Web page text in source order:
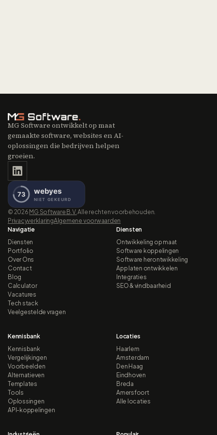
MG Software ontwikkelt op maat
gemaakte software, websites en AI-
oplossingen die bedrijven helpen
groeien.
© 2026 MG Software B.V. Alle rechten voorbehouden.
PrivacyverklaringAlgemene voorwaarden
Navigatie
Diensten
Portfolio
Over Ons
Contact
Blog
Calculator
Vacatures
Tech stack
Veelgestelde vragen
Diensten
Ontwikkeling op maat
Software koppelingen
Software herontwikkeling
App laten ontwikkelen
Integraties
SEO & vindbaarheid
Kennisbank
Kennisbank
Vergelijkingen
Voorbeelden
Alternatieven
Templates
Tools
Oplossingen
API-koppelingen
Locaties
Haarlem
Amsterdam
Den Haag
Eindhoven
Breda
Amersfoort
Alle locaties